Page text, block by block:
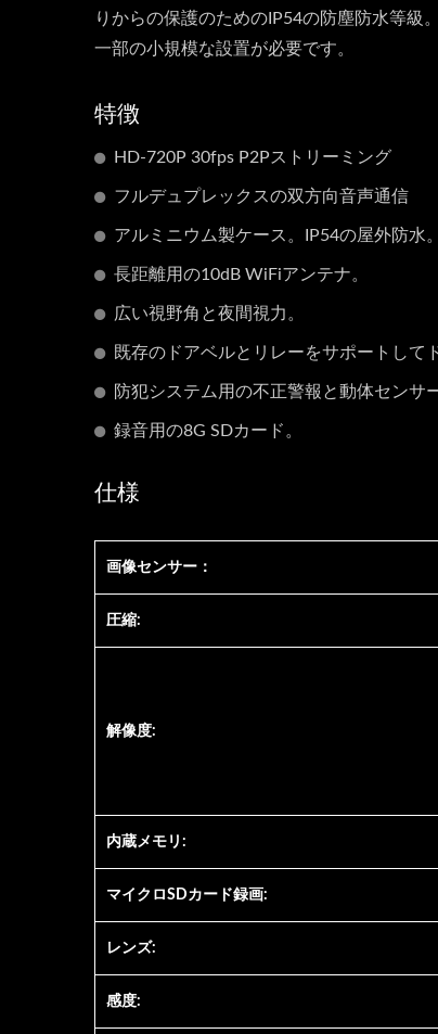
りからの保護のためのIP54の防塵防水等級
一部の小規模な設置が必要です。
特徴
HD-720P 30fps P2Pストリーミング
フルデュプレックスの双方向音声通信
アルミニウム製ケース。IP54の屋外防水。
長距離用の10dB WiFiアンテナ。
広い視野角と夜間視力。
既存のドアベルとリレーをサポートして
防犯システム用の不正警報と動体センサ
録音用の8G SDカード。
仕様
画像センサー：
圧縮:
解像度:
内蔵メモリ:
マイクロSDカード録画:
レンズ:
感度:
ビデオインターホン